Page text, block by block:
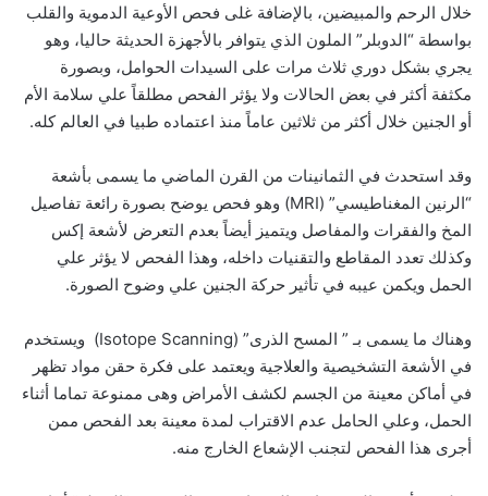
خلال الرحم والمبيضين، بالإضافة غلى فحص الأوعية الدموية والقلب
بواسطة “الدوبلر” الملون الذي يتوافر بالأجهزة الحديثة حاليا، وهو
يجري بشكل دوري ثلاث مرات على السيدات الحوامل، وبصورة
مكثفة أكثر في بعض الحالات ولا يؤثر الفحص مطلقاً علي سلامة الأم
أو الجنين خلال أكثر من ثلاثين عاماً منذ اعتماده طبيا في العالم كله.
وقد استحدث في الثمانينات من القرن الماضي ما يسمى بأشعة
“الرنين المغناطيسي” (MRI) وهو فحص يوضح بصورة رائعة تفاصيل
المخ والفقرات والمفاصل ويتميز أيضاً بعدم التعرض لأشعة إكس
وكذلك تعدد المقاطع والتقنيات داخله، وهذا الفحص لا يؤثر علي
الحمل ويكمن عيبه في تأثير حركة الجنين علي وضوح الصورة.
وهناك ما يسمى بـ ” المسح الذرى” (Isotope Scanning) ويستخدم
في الأشعة التشخيصية والعلاجية ويعتمد على فكرة حقن مواد تظهر
في أماكن معينة من الجسم لكشف الأمراض وهى ممنوعة تماما أثناء
الحمل، وعلي الحامل عدم الاقتراب لمدة معينة بعد الفحص ممن
أجرى هذا الفحص لتجنب الإشعاع الخارج منه.